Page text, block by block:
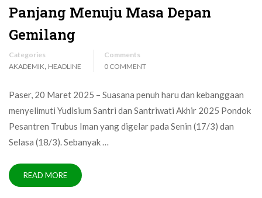
Panjang Menuju Masa Depan
Gemilang
Categories
AKADEMIK, HEADLINE
Comments
0 COMMENT
Paser, 20 Maret 2025 – Suasana penuh haru dan kebanggaan
menyelimuti Yudisium Santri dan Santriwati Akhir 2025 Pondok
Pesantren Trubus Iman yang digelar pada Senin (17/3) dan
Selasa (18/3). Sebanyak …
READ MORE